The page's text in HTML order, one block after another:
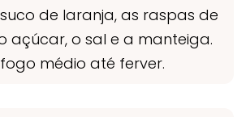
de laranja, as raspas de
açúcar, o sal e a manteiga.
médio até ferver.